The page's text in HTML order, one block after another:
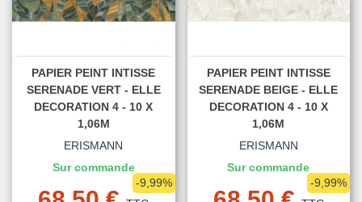
PAPIER PEINT INTISSE
SERENADE VERT - ELLE
DECORATION 4 - 10 X
1,06M
ERISMANN
Sur commande
-9,99%
PAPIER PEINT INTISSE
SERENADE BEIGE - ELLE
DECORATION 4 - 10 X
1,06M
ERISMANN
Sur commande
-9,99%